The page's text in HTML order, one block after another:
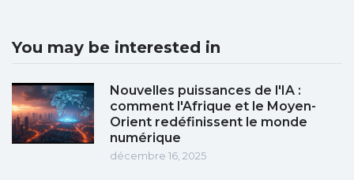
You may be interested in
Nouvelles puissances de l'IA :
comment l'Afrique et le Moyen-
Orient redéfinissent le monde
numérique
décembre 16, 2025